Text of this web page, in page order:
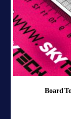
Board